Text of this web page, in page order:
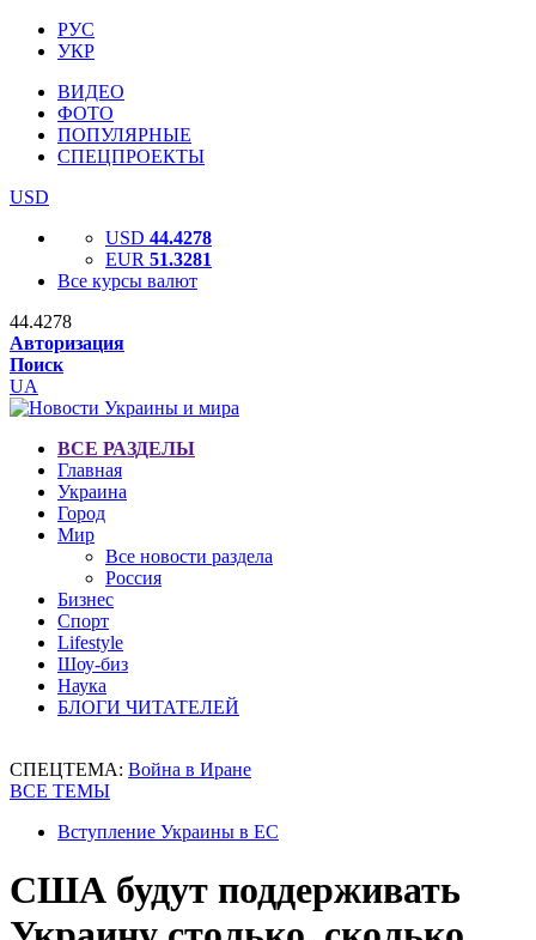
РУС
УКР
ВИДЕО
ФОТО
ПОПУЛЯРНЫЕ
СПЕЦПРОЕКТЫ
USD
USD 44.4278
EUR 51.3281
Все курсы валют
44.4278
Авторизация
Поиск
UA
ВСЕ РАЗДЕЛЫ
Главная
Украина
Город
Мир
Все новости раздела
Россия
Бизнес
Спорт
Lifestyle
Шоу-биз
Наука
БЛОГИ ЧИТАТЕЛЕЙ
СПЕЦТЕМА: Война в Иране
ВСЕ ТЕМЫ
Вступление Украины в ЕС
США будут поддерживать